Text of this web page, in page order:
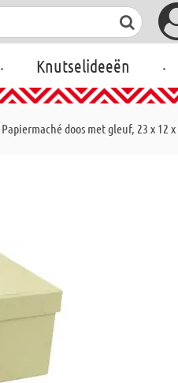
. Knutselideeën .
Papiermaché doos met gleuf, 23 x 12 x